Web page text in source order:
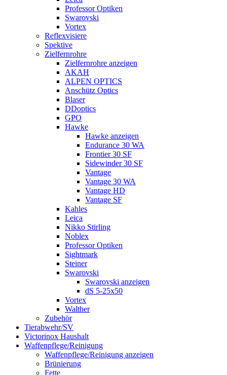
Professor Optiken
Swarovski
Vortex
Reflexvisiere
Spektive
Zielfernrohre
Zielfernrohre anzeigen
AKAH
ALPEN OPTICS
Anschütz Optics
Blaser
DDoptics
GPO
Hawke
Hawke anzeigen
Endurance 30 WA
Frontier 30 SF
Sidewinder 30 SF
Vantage
Vantage 30 WA
Vantage HD
Vantage SF
Kahles
Leica
Nikko Stirling
Noblex
Professor Optiken
Sightmark
Steiner
Swarovski
Swarovski anzeigen
dS 5-25x50
Vortex
Walther
Zubehör
Tierabwehr/SV
Victorinox Haushalt
Waffenpflege/Reinigung
Waffenpflege/Reinigung anzeigen
Brünierung
Fette